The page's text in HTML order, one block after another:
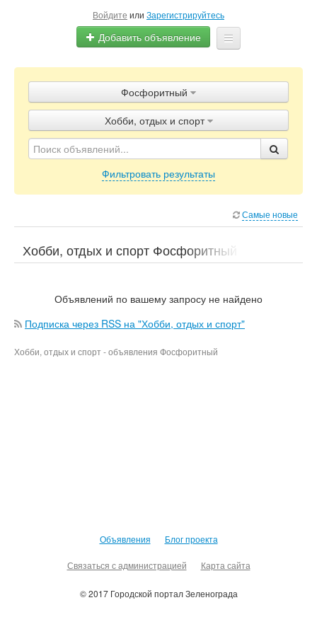
Войдите или Зарегистрируйтесь
Добавить объявление
Объявления
Блог
Фосфоритный
Хобби, отдых и спорт
Фильтровать результаты
Самые новые
Хобби, отдых и спорт Фосфоритный
Объявлений по вашему запросу не найдено
Подписка через RSS на "Хобби, отдых и спорт"
Хобби, отдых и спорт - объявления Фосфоритный
Объявления Блог проекта
Связаться с администрацией Карта сайта
© 2017 Городской портал Зеленограда